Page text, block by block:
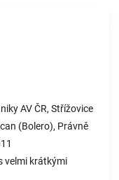
AV ČR, Střížovice
(Bolero), Právně
velmi krátkými